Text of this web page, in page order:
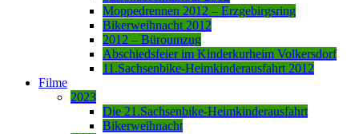
Moppedrennen 2012 – Erzgebirgsring
Bikerweihnacht 2012
2012 – Büroumzug
Abschiedsfeier im Kinderkurheim Volkersdorf
11.Sachsenbike-Heimkinderausfahrt 2012
Filme
2023
Die 21.Sachsenbike-Heimkinderausfahrt
Bikerweihnacht